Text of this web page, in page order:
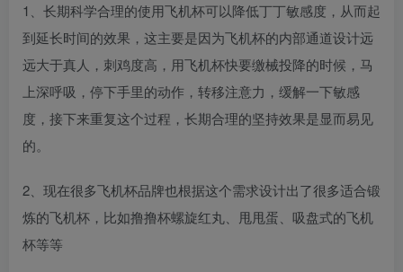
1、长期科学合理的使用飞机杯可以降低丁丁敏感度，从而起
到延长时间的效果，这主要是因为飞机杯的内部通道设计远
远大于真人，刺鸡度高，用飞机杯快要缴械投降的时候，马
上深呼吸，停下手里的动作，转移注意力，缓解一下敏感
度，接下来重复这个过程，长期合理的坚持效果是显而易见
的。
2、现在很多飞机杯品牌也根据这个需求设计出了很多适合锻
炼的飞机杯，比如撸撸杯螺旋红丸、甩甩蛋、吸盘式的飞机
杯等等